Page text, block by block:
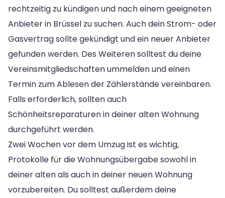
rechtzeitig zu kündigen und nach einem geeigneten
Anbieter in Brüssel zu suchen. Auch dein Strom- oder
Gasvertrag sollte gekündigt und ein neuer Anbieter
gefunden werden. Des Weiteren solltest du deine
Vereinsmitgliedschaften ummelden und einen
Termin zum Ablesen der Zählerstände vereinbaren.
Falls erforderlich, sollten auch
Schönheitsreparaturen in deiner alten Wohnung
durchgeführt werden.
Zwei Wochen vor dem Umzug ist es wichtig,
Protokolle für die Wohnungsübergabe sowohl in
deiner alten als auch in deiner neuen Wohnung
vorzubereiten. Du solltest außerdem deine